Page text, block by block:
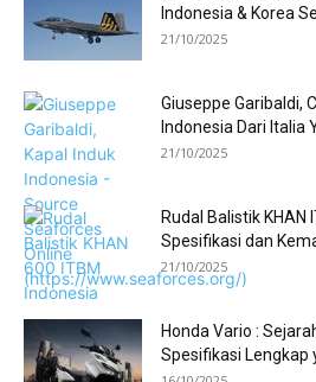
Indonesia & Korea
21/10/2025
Giuseppe Garibaldi,
Indonesia Dari Italia
21/10/2025
Rudal Balistik KHAN
Spesifikasi dan
21/10/2025
Honda Vario :
Spesifikasi Lengkap